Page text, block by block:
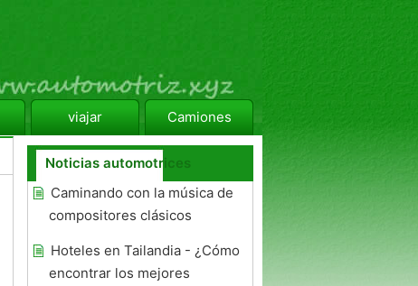
viajar Camiones
Noticias automotrices
Caminando con la música de
compositores clásicos
Hoteles en Tailandia - ¿Cómo
encontrar los mejores